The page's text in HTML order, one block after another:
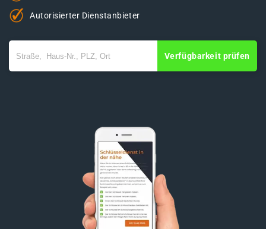
Autorisierter Dienstanbieter
Verfügbarkeit prüfen